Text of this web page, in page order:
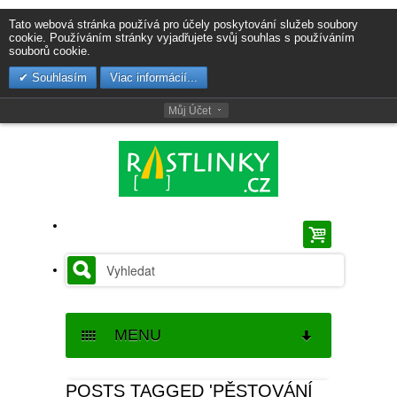
Tato webová stránka používá pro účely poskytování služeb soubory
cookie. Používáním stránky vyjadřujete svůj souhlas s používáním
souborů cookie.
Souhlasím
Viac informácií...
Můj Účet
MENU
SEMENA
POSTS TAGGED 'PĚSTOVÁNÍ